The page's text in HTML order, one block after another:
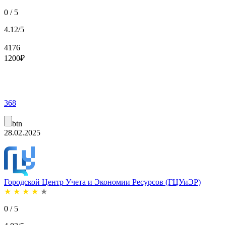
0 / 5
4.12/5
4176
1200₽
368
btn
28.02.2025
Городской Центр Учета и Экономии Ресурсов (ГЦУиЭР)
★ ★ ★ ★ ★
0 / 5